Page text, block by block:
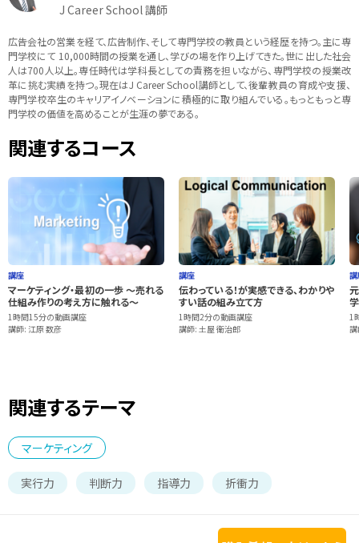
J Career School 講師
広告会社の営業を経て、広告制作、そして専門学校の教員という経歴を持つ。主に専
門学校にて 10,000時間の授業を通し、学びの場を作り上げてきた。世に出した社会
人は700人以上。専任時代は学科長としての責務を担いながら、専門学校の授業改
革に挑む実績を持つ。現在はJ Career School講師として、後輩教員の育成や支援、
専門学校卒生のキャリアイノベーションに積極的に取り組んでいる。もっともっと専
門学校の価値を高めることが生涯の夢である。
関連するコース
講座
マーケティング・最初の一歩 ～売れる
仕組み作りの考え方に触れる～
1時間15分の動画講座
講師: 江原 数彦
講座
伝わっている！が実感できる、わかりや
すい話の組み立て方
1時間2分の動画講座
講師: 土屋 衛治郎
1
講
関連するテーマ
マーケティング
実行力 判断力 指導力 折衝力